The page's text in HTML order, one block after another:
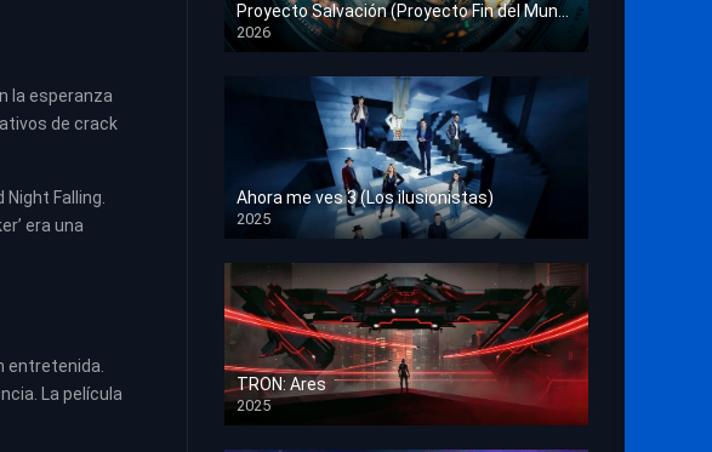
la esperanza
de crack
Falling.
era una
entretenida.
La película
Proyecto Salvación (Proyecto Fin del Mundo)
2026
HD 1080p
Ahora me ves 3 (Los ilusionistas)
2025
HD 1080p
TRON: Ares
2025
HD 1080p